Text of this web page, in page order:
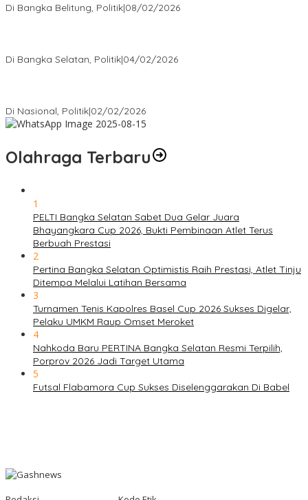
Di Bangka Belitung, Politik|08/02/2026
Di Bangka Selatan, Politik|04/02/2026
Di Nasional, Politik|02/02/2026
Olahraga Terbaru
1
PELTI Bangka Selatan Sabet Dua Gelar Juara
Bhayangkara Cup 2026, Bukti Pembinaan Atlet Terus
Berbuah Prestasi
2
Pertina Bangka Selatan Optimistis Raih Prestasi, Atlet Tinju
Ditempa Melalui Latihan Bersama
3
Turnamen Tenis Kapolres Basel Cup 2026 Sukses Digelar,
Pelaku UMKM Raup Omset Meroket
4
Nahkoda Baru PERTINA Bangka Selatan Resmi Terpilih,
Porprov 2026 Jadi Target Utama
5
Futsal Flabamora Cup Sukses Diselenggarakan Di Babel